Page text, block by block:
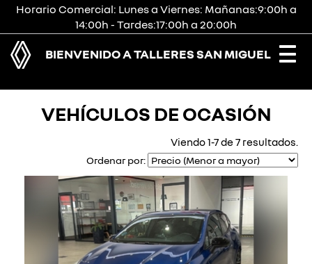
Horario Comercial: Lunes a Viernes: Mañanas:9:00h a
14:00h - Tardes:17:00h a 20:00h
BIENVENIDO A TALLERES SAN MIGUEL
VEHÍCULOS DE OCASIÓN
Viendo 1-7 de 7 resultados.
Ordenar por: